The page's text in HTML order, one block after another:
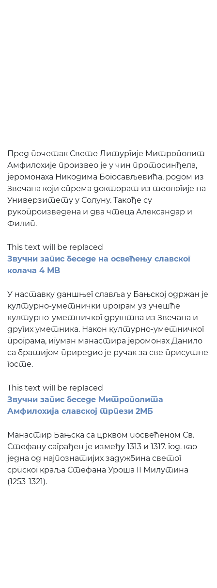
Пред почетак Свете Литургије Митрополит
Амфилохије произвео је у чин протосинђела,
јеромонаха Никодима Богосављевића, родом из
Звечана који спрема докторат из теологије на
Универзитету у Солуну. Такође су
рукопроизведена и два чтеца Александар и
Филип.
This text will be replaced
Звучни запис беседе на освећењу славског
колача 4 MB
У наставку даншњег славља у Бањској одржан је
културно-уметнички програм уз учешће
културно-уметничког друштва из Звечана и
других уметника. Након културно-уметничког
програма, игуман манастира јеромонах Данило
са братијом приредио је ручак за све присутне
госте.
This text will be replaced
Звучни запис беседе Митрополита
Амфилохија славској трпези 2МБ
Манастир Бањска са црквом посвећеном Св.
Стефану саграђен је између 1313 и 1317. год. као
једна од најпознатијих задужбина светог
српског краља Стефана Уроша II Милутина
(1253-1321).